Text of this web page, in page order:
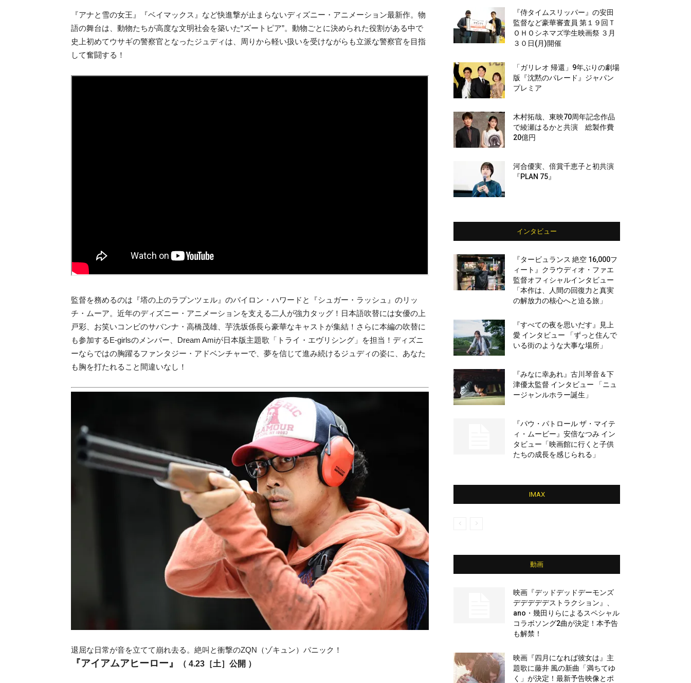
『アナと雪の女王』『ベイマックス』など快進撃が止まらないディズニー・アニメーション最新作。物
語の舞台は、動物たちが高度な文明社会を築いた“ズートピア”。動物ごとに決められた役割がある中で
史上初めてウサギの警察官となったジュディは、周りから軽い扱いを受けながらも立派な警察官を目指
して奮闘する！
監督を務めるのは『塔の上のラプンツェル』のバイロン・ハワードと『シュガー・ラッシュ』のリッ
チ・ムーア。近年のディズニー・アニメーションを支える二人が強力タッグ！日本語吹替には女優の上
戸彩、お笑いコンビのサバンナ・高橋茂雄、芋洗坂係長ら豪華なキャストが集結！さらに本編の吹替に
も参加するE-girlsのメンバー、Dream Amiが日本版主題歌「トライ・エヴリシング」を担当！ディズニ
ーならではの胸躍るファンタジー・アドベンチャーで、夢を信じて進み続けるジュディの姿に、あなた
も胸を打たれること間違いなし！
退屈な日常が音を立てて崩れ去る。絶叫と衝撃のZQN（ゾキュン）パニック！
『アイアムアヒーロー』 （ 4.23 ［土］公開 ）
『侍タイムスリッパー』の安田
監督など豪華審査員 第１９回Ｔ
ＯＨＯシネマズ学生映画祭 ３月
３０日(月)開催
「ガリレオ 帰還」9年ぶりの劇場
版『沈黙のパレード』ジャパン
プレミア
木村拓哉、東映70周年記念作品
で綾瀬はるかと共演 総製作費
20億円
河合優実、倍賞千恵子と初共演
『PLAN 75』
インタビュー
『タービュランス 絶空 16,000フ
ィート』クラウディオ・ファエ
監督オフィシャルインタビュー
「本作は、人間の回復力と真実
の解放力の核心へと迫る旅」
『すべての夜を思いだす』見上
愛 インタビュー 「ずっと住んで
いる街のような大事な場所」
『みなに幸あれ』古川琴音＆下
津優太監督 インタビュー 「ニュ
ージャンルホラー誕生」
『パウ・パトロール ザ・マイテ
ィ・ムービー』安倍なつみ イン
タビュー「映画館に行くと子供
たちの成長を感じられる」
IMAX
動画
映画『デッドデッドデーモンズ
デデデデデストラクション』、
ano・幾田りらによるスペシャル
コラボソング2曲が決定！本予告
も解禁！
映画『四月になれば彼女は』主
題歌に藤井 風の新曲「満ちてゆ
く」が決定！最新予告映像とポ